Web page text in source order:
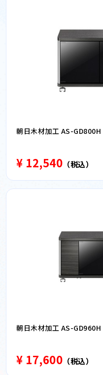
朝日木材加工 AS-
¥ 12,540 （税込）
朝日木材加工 AS-
¥ 17,600 （税込）